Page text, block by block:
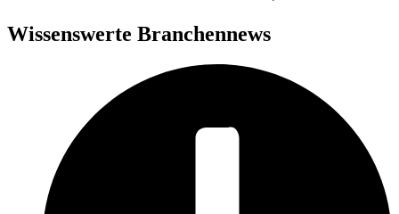
Wissenswerte Branchennews